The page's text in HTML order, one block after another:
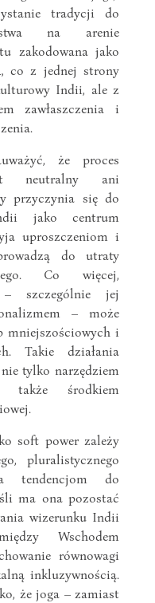
tradycji do
na arenie
zakodowana jako
co z jednej strony
Indii, ale z
zawłaszczenia i
że proces
neutralny ani
przyczynia się do
jako centrum
uproszczeniom i
do utraty
Co więcej,
szczególnie jej
– może
mniejszościowych i
Takie działania
tylko narzędziem
także środkiem
soft power zależy
pluralistycznego
tendencjom do
ma ona pozostać
wizerunku Indii
Wschodem
równowagi
inkluzywnością.
że joga – zamiast